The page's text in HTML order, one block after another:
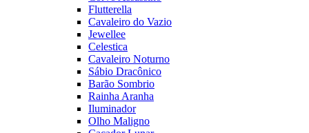
Flutterella
Cavaleiro do Vazio
Jewellee
Celestica
Cavaleiro Noturno
Sábio Dracônico
Barão Sombrio
Rainha Aranha
Iluminador
Olho Maligno